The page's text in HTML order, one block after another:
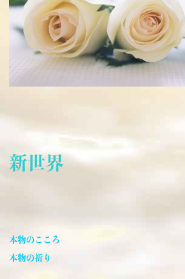
新世界
本物のこころ
本物の祈り